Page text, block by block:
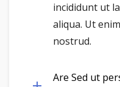
incididunt ut
aliqua. Ut
nostrud.
Are Sed ut